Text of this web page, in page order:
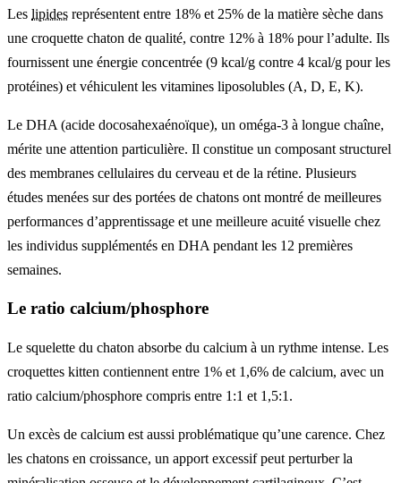
Les lipides représentent entre 18% et 25% de la matière sèche dans
une croquette chaton de qualité, contre 12% à 18% pour l’adulte. Ils
fournissent une énergie concentrée (9 kcal/g contre 4 kcal/g pour les
protéines) et véhiculent les vitamines liposolubles (A, D, E, K).
Le DHA (acide docosahexaénoïque), un oméga-3 à longue chaîne,
mérite une attention particulière. Il constitue un composant structurel
des membranes cellulaires du cerveau et de la rétine. Plusieurs
études menées sur des portées de chatons ont montré de meilleures
performances d’apprentissage et une meilleure acuité visuelle chez
les individus supplémentés en DHA pendant les 12 premières
semaines.
Le ratio calcium/phosphore
Le squelette du chaton absorbe du calcium à un rythme intense. Les
croquettes kitten contiennent entre 1% et 1,6% de calcium, avec un
ratio calcium/phosphore compris entre 1:1 et 1,5:1.
Un excès de calcium est aussi problématique qu’une carence. Chez
les chatons en croissance, un apport excessif peut perturber la